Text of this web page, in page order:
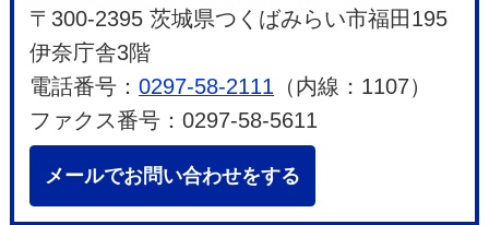
〒300-2395 茨城県つくばみらい市福田195
伊奈庁舎3階
電話番号：0297-58-2111 （内線：1107）
ファクス番号：0297-58-5611
メールでお問い合わせをする